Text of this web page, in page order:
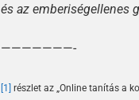
és az emberiségellenes
———————-
[1] részlet az „Online tanítás a